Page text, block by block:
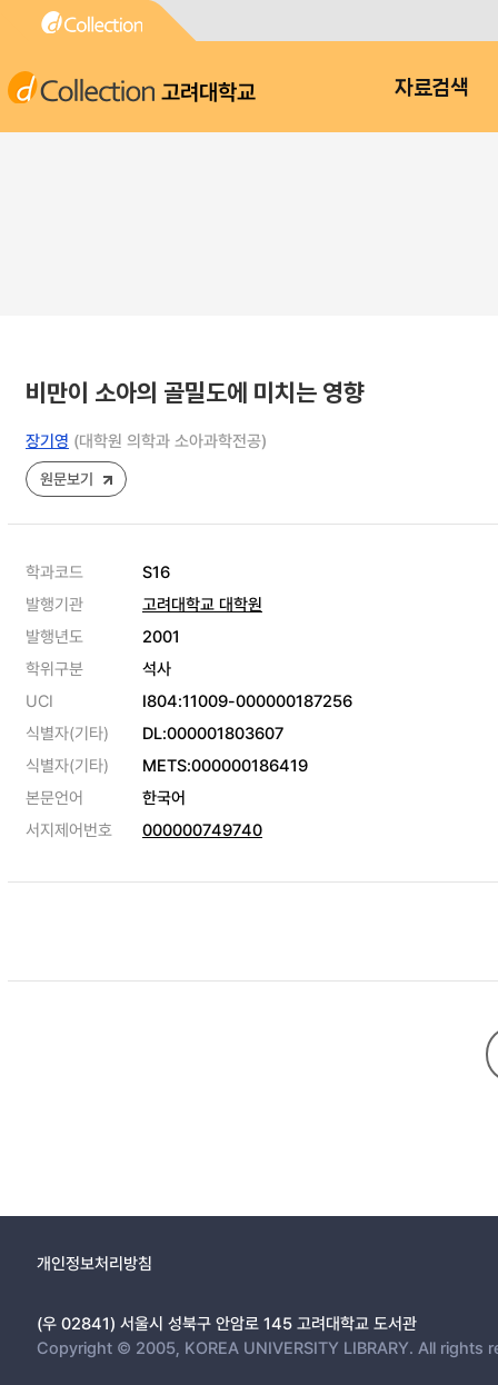
고려대학교 자료검색
비만이 소아의 골밀도에 미치는 영향
장기영 (대학원 의학과 소아과학전공)
원문보기
학과코드
S16
발행기관
고려대학교 대학원
발행년도
2001
학위구분
석사
UCI
I804:11009-000000187256
식별자(기타)
DL:000001803607
식별자(기타)
METS:000000186419
본문언어
한국어
서지제어번호
000000749740
개인정보처리방침
(우 02841) 서울시 성북구 안암로 145 고려대학교 도서관
Copyright © 2005, KOREA UNIVERSITY LIBRARY. All rights